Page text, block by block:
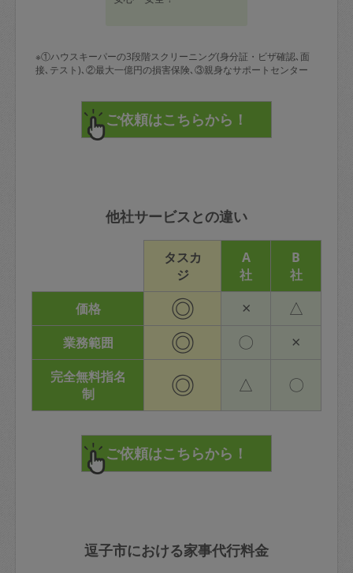
※①ハウスキーパーの3段階スクリーニング(身分証・ビザ確認､面
接､テスト)､②最大一億円の損害保険､③親身なサポートセンター
他社サービスとの違い
タスカ
ジ
A
社
B
社
価格
◎ × △
業務範囲 ◎ 〇 ×
完全無料指名
制
◎ △ 〇
逗子市における家事代行料金